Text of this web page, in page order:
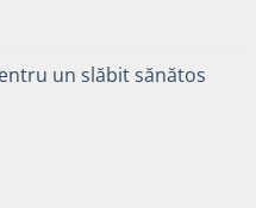
lei.
un slăbit sănătos